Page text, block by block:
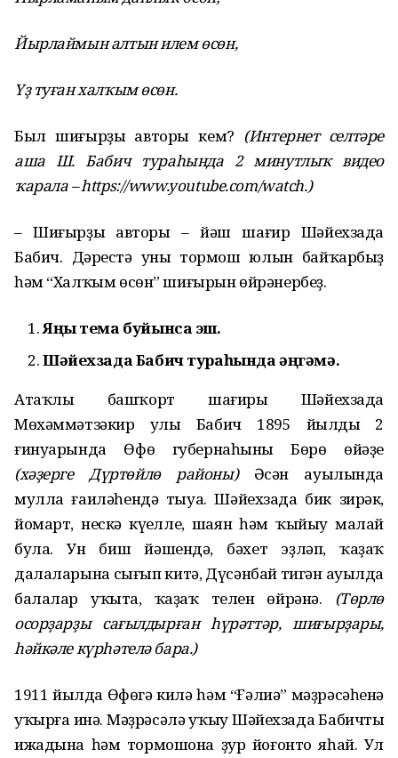
Йырлаймын алтын илем өсөн,
Үҙ туған халҡым өсөн.
Был шиғырҙың авторы кем? (Интернет селтәре
аша Ш. Бабич тураһында 2 минутлыҡ видео
ҡарала – https://www.youtube.com/watch.)
– Шиғырҙың авторы – йәш шағир Шәйехзада
Бабич. Дәрестә уның тормош юлын байҡарбыҙ
һәм “Халҡым өсөн” шиғырын өйрәнербеҙ.
Яңы тема буйынса эш.
Шәйехзада Бабич тураһында әңгәмә.
Атаҡлы башҡорт шағиры Шәйехзада
Мөхәммәтзәкир улы Бабич 1895 йылдың 2
ғинуарында Өфө губернаһының Бөрө өйәҙе
(хәҙерге Дүртөйлө районы)Әсән ауылында
мулла ғаиләһендә тыуа. Шәйехзада бик зирәк,
йомарт, нескә күңелле, шаян һәм ҡыйыу малай
була. Ун биш йәшендә, бәхет эҙләп, ҡаҙаҡ
далаларына сығып китә, Дүсәнбай тигән ауылда
балалар уҡыта, ҡаҙаҡ телен өйрәнә.
(Төрлө
осорҙарҙы сағылдырған һүрәттәр, шиғырҙары,
һәйкәле күрһәтелә бара.)
1911 йылда Өфөгә килә һәм “Ғәлиә” мәҙрәсәһенә
уҡырға инә. Мәҙрәсәлә уҡыу Шәйехзада Бабичтың
ижадына һәм тормошона ҙур йоғонто яһай. Ул